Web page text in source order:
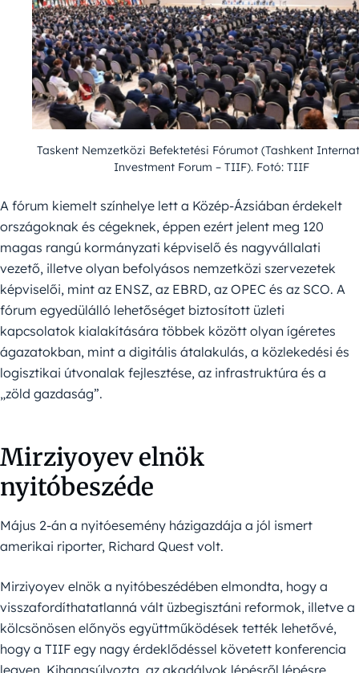
Taskent Nemzetközi Befektetési Fórumot (Tashkent
Investment Forum – TIIF). Fotó: TIIF
A fórum kiemelt színhelye lett a Közép-Ázsiában érdekelt
országoknak és cégeknek, éppen ezért jelent meg 120
magas rangú kormányzati képviselő és nagyvállalati
vezető, illetve olyan befolyásos nemzetközi szervezetek
képviselői, mint az ENSZ, az EBRD, az OPEC és az SCO. A
fórum egyedülálló lehetőséget biztosított üzleti
kapcsolatok kialakítására többek között olyan ígéretes
ágazatokban, mint a digitális átalakulás, a közlekedési és
logisztikai útvonalak fejlesztése, az infrastruktúra és a
„zöld gazdaság”.
Mirziyoyev elnök
nyitóbeszéde
Május 2-án a nyitóesemény házigazdája a jól ismert
amerikai riporter, Richard Quest volt.
Mirziyoyev elnök a nyitóbeszédében elmondta, hogy a
visszafordíthatatlanná vált üzbegisztáni reformok, illetve a
kölcsönösen előnyös együttműködések tették lehetővé,
hogy a TIIF egy nagy érdeklődéssel követett konferencia
legyen. Kihangsúlyozta, az akadályok lépésről lépésre